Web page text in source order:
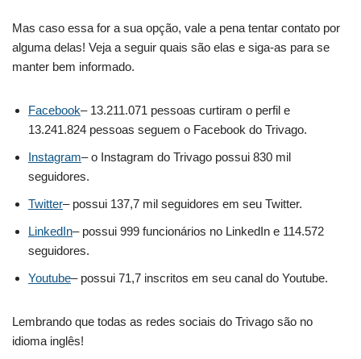
Mas caso essa for a sua opção, vale a pena tentar contato por
alguma delas! Veja a seguir quais são elas e siga-as para se
manter bem informado.
Facebook– 13.211.071 pessoas curtiram o perfil e
13.241.824 pessoas seguem o Facebook do Trivago.
Instagram– o Instagram do Trivago possui 830 mil
seguidores.
Twitter– possui 137,7 mil seguidores em seu Twitter.
LinkedIn– possui 999 funcionários no LinkedIn e 114.572
seguidores.
Youtube– possui 71,7 inscritos em seu canal do Youtube.
Lembrando que todas as redes sociais do Trivago são no
idioma inglês!